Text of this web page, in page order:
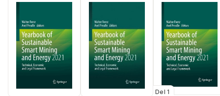
Del 1